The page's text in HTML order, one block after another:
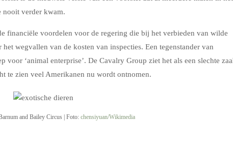
nooit verder kwam.
financiële voordelen voor de regering die bij het verbieden van wilde
wegvallen van de kosten van inspecties. Een tegenstander van
voor ‘animal enterprise’. De Cavalry Group ziet het als een slechte
te zien veel Amerikanen nu wordt ontnomen.
and Bailey Circus | Foto: chensiyuan/Wikimedia